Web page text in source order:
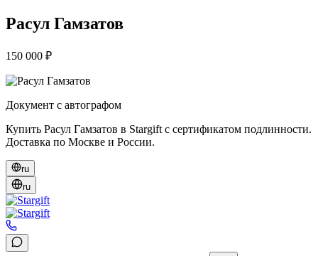
Расул Гамзатов
150 000 ₽
Документ с автографом
Купить Расул Гамзатов в Stargift с сертификатом подлинности.
Доставка по Москве и России.
ru
ru